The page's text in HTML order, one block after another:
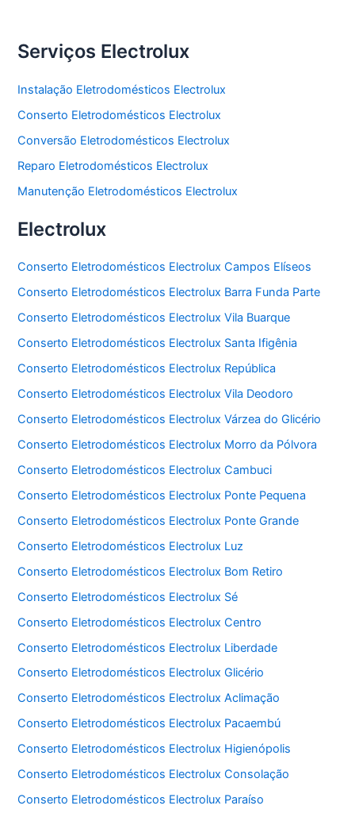
Serviços Electrolux
Instalação Eletrodomésticos Electrolux
Conserto Eletrodomésticos Electrolux
Conversão Eletrodomésticos Electrolux
Reparo Eletrodomésticos Electrolux
Manutenção Eletrodomésticos Electrolux
Electrolux
Conserto Eletrodomésticos Electrolux Campos Elíseos
Conserto Eletrodomésticos Electrolux Barra Funda Parte
Conserto Eletrodomésticos Electrolux Vila Buarque
Conserto Eletrodomésticos Electrolux Santa Ifigênia
Conserto Eletrodomésticos Electrolux República
Conserto Eletrodomésticos Electrolux Vila Deodoro
Conserto Eletrodomésticos Electrolux Várzea do Glicério
Conserto Eletrodomésticos Electrolux Morro da Pólvora
Conserto Eletrodomésticos Electrolux Cambuci
Conserto Eletrodomésticos Electrolux Ponte Pequena
Conserto Eletrodomésticos Electrolux Ponte Grande
Conserto Eletrodomésticos Electrolux Luz
Conserto Eletrodomésticos Electrolux Bom Retiro
Conserto Eletrodomésticos Electrolux Sé
Conserto Eletrodomésticos Electrolux Centro
Conserto Eletrodomésticos Electrolux Liberdade
Conserto Eletrodomésticos Electrolux Glicério
Conserto Eletrodomésticos Electrolux Aclimação
Conserto Eletrodomésticos Electrolux Pacaembú
Conserto Eletrodomésticos Electrolux Higienópolis
Conserto Eletrodomésticos Electrolux Consolação
Conserto Eletrodomésticos Electrolux Paraíso